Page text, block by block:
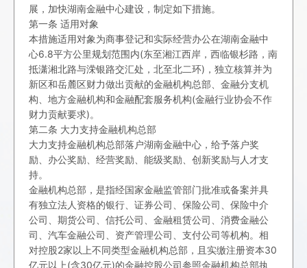
展，加快湖南金融中心建设，制定如下措施。
第一条 适用对象
本措施适用对象为商事登记和实际经营办公在湖南金融中
心6.8平方公里规划范围内(东至湘江西岸，西临银杉路，南
抵潇湘北路与溁银路交汇处，北至北二环)，独立核算并为
新区和岳麓区财力做出贡献的金融机构总部、金融分支机
构、地方金融机构和金融配套服务机构(金融行业协会不作
财力贡献要求)。
第二条 大力支持金融机构总部
大力支持金融机构总部落户湖南金融中心，给予落户奖
励、办公奖励、经营奖励、能级奖励、创新奖励与人才支
持。
金融机构总部，是指经国家金融监管部门批准或备案并具
有独立法人资格的银行、证券公司、保险公司、保险中介
公司、期货公司、信托公司、金融租赁公司、消费金融公
司、汽车金融公司、资产管理公司、支付公司等机构。相
对控股2家以上不同类型金融机构总部，且实缴注册资本30
亿元以上(含30亿元)的金融控股公司参照金融机构总部执